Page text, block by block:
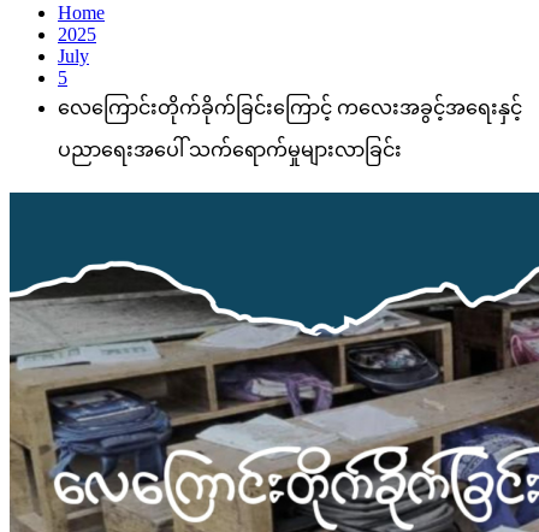
Home
2025
July
5
လေကြောင်းတိုက်ခိုက်ခြင်းကြောင့် ကလေးအခွင့်အရေးနှင့်
ပညာရေးအပေါ် သက်ရောက်မှုများလာခြင်း